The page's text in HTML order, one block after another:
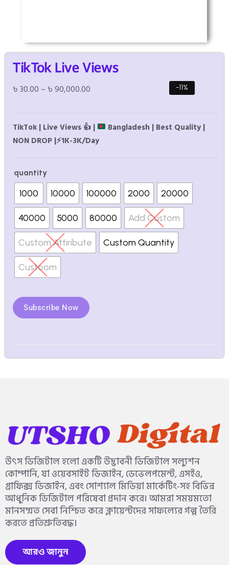
TikTok Live Views
৳30.00 –৳90,000.00 -11%
TikTok | Live Views 👍 |
Bangladesh | Best Quality |
NON DROP |⚡1K-3K/Day
quantity
1000 10000 100000 2000 20000
40000 5000 80000 Add Custom
Custom Attiribute Custom Quantity
Custoom
Subscribe Now
উৎস ডিজিটাল হলো একটি উদ্ভাবনী ডিজিটাল সল্যুশন
কোম্পানি, যা ওয়েবসাইট ডিজাইন, ডেভেলপমেন্ট, এসইও,
গ্রাফিক্স ডিজাইন, এবং সোশ্যাল মিডিয়া মার্কেটিং-সহ বিভিন্ন
আধুনিক ডিজিটাল পরিষেবা প্রদান করে। আমরা সময়মতো
মানসম্মত সেবা নিশ্চিত করে ক্লায়েন্টদের সাফল্যের গল্প তৈরি
করতে প্রতিশ্রুতিবদ্ধ।
আরও জানুন